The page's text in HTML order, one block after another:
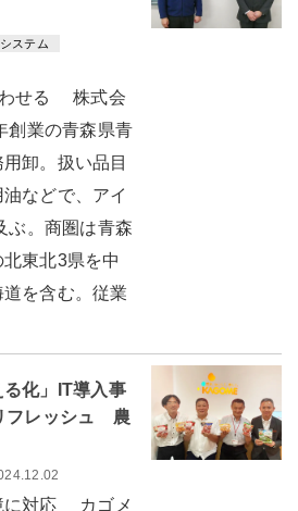
ステム
せる 株式会
創業の青森県青
卸。扱い品目
などで、アイ
ぶ。商圏は青森
東北3県を中
を含む。従業
化」IT導入事
フレッシュ 農
対応 カゴメ